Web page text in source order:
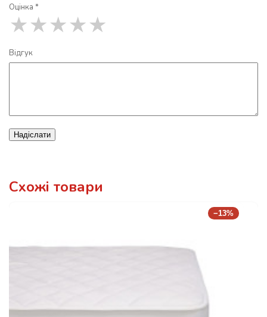
Оцінка *
★
★
★
★
★
Відгук
Надіслати
Схожі товари
−13%